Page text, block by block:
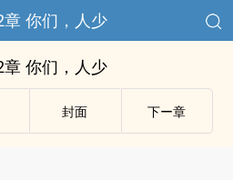
你们，人少
你们，人少
封面 下ー章